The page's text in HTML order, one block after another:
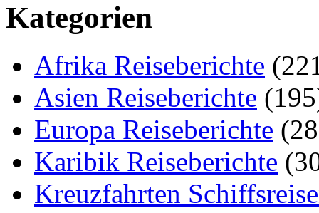
Kategorien
Afrika Reiseberichte
Asien Reiseberichte
Europa Reiseberichte
Karibik Reiseberichte
Kreuzfahrten